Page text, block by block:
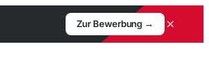
Zur Bewerbung → ×